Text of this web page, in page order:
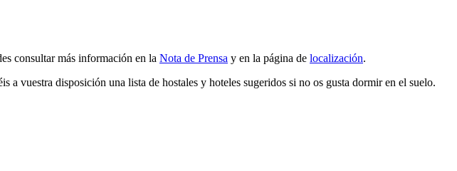
consultar más información en la Nota de Prensa y en la página de localización.
vuestra disposición una lista de hostales y hoteles sugeridos si no os gusta dormir en el suelo.